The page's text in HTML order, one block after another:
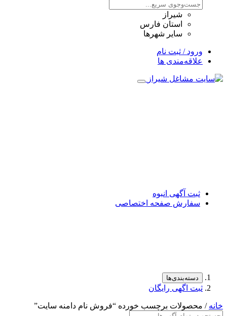
شیراز
استان فارس
سایر شهرها
ورود / ثبت نام
علاقه‌مندی ها
ثبت آگهی انبوه
سفارش صفحه اختصاصی
دسته‌بندی‌ها
ثبت اگهی رایگان
خانه / محصولات برچسب خورده “فروش نام دامنه سایت”